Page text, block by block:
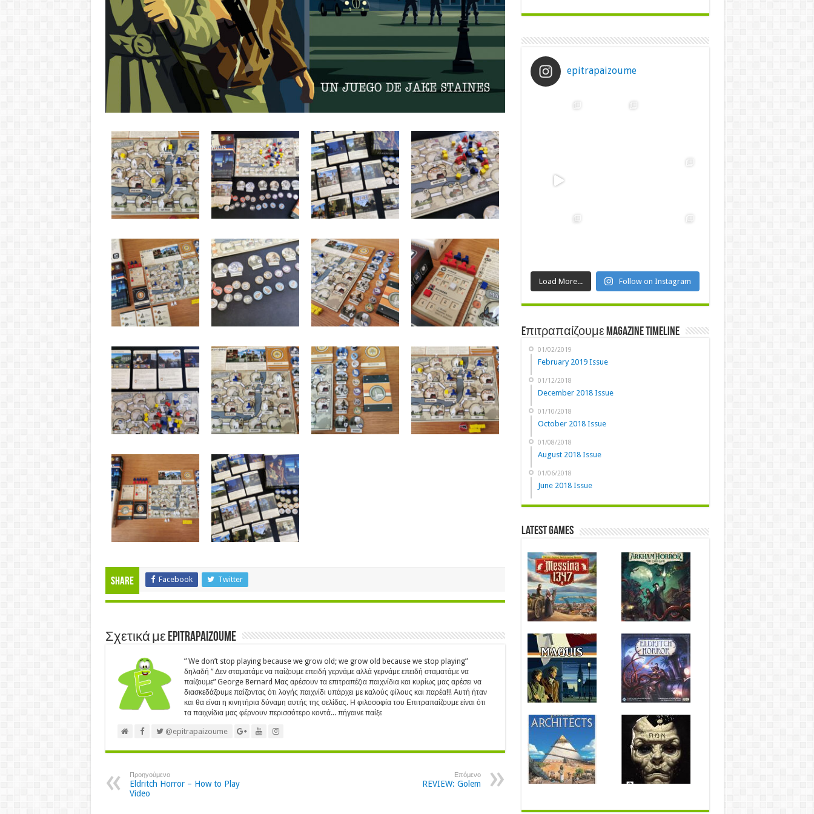
Share Facebook Twitter
Σχετικά με Epitrapaizoume
” We don’t stop playing because we grow old; we grow old because we stop playing”
δηλαδή ” Δεν σταματάμε να παίζουμε επειδή γερνάμε αλλά γερνάμε επειδή σταματάμε να
παίζουμε” George Bernard Μας αρέσουν τα επιτραπέζια παιχνίδια και κυρίως μας αρέσει να
διασκεδάζουμε παίζοντας ότι λογής παιχνίδι υπάρχει με καλούς φίλους και παρέα!!! Αυτή ήταν
και θα είναι η κινητήρια δύναμη αυτής της σελίδας. Η φιλοσοφία του Επιτραπαίζουμε είναι ότι
τα παιχνίδια μας φέρνουν περισσότερο κοντά... πήγαινε παίξε
@epitrapaizoume
Προηγούμενο
Eldritch Horror – How to Play
Video
Επόμενο
REVIEW: Golem
epitrapaizoume
Load More... Follow on Instagram
Eπιτραπαίζουμε Magazine Timeline
01/02/2019
February 2019 Issue
01/12/2018
December 2018 Issue
01/10/2018
October 2018 Issue
01/08/2018
August 2018 Issue
01/06/2018
June 2018 Issue
Latest Games